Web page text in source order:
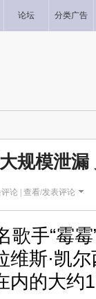
论坛 分类广告
规模泄漏
论 | 查看/发表评论
手“霉
斯·凯
内的大约